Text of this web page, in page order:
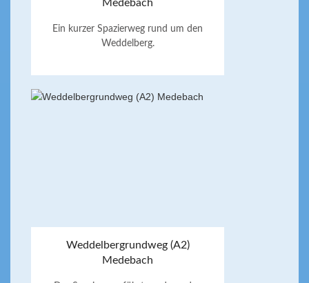
Medebach
Ein kurzer Spazierweg rund um den
Weddelberg.
Weddelbergrundweg (A2)
Medebach